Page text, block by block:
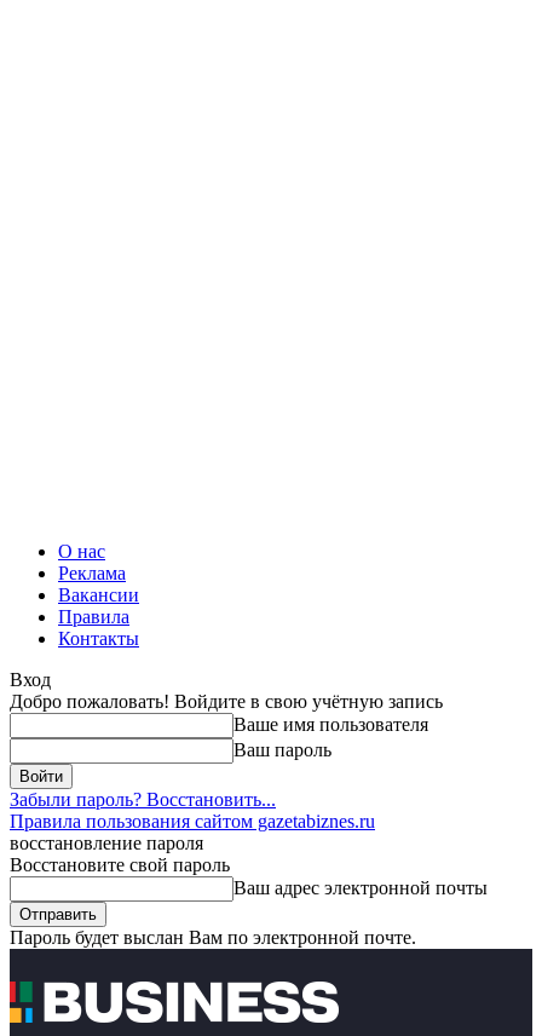
О нас
Реклама
Вакансии
Правила
Контакты
Вход
Добро пожаловать! Войдите в свою учётную запись
Ваше имя пользователя
Ваш пароль
Забыли пароль? Восстановить...
Правила пользования сайтом gazetabiznes.ru
восстановление пароля
Восстановите свой пароль
Ваш адрес электронной почты
Пароль будет выслан Вам по электронной почте.